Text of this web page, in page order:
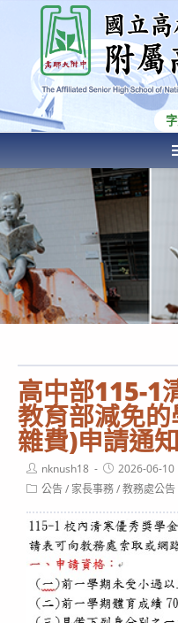
內
容
國立高雄師範大學附屬高
High School of
AFFILIATED SENIOR
KAOHSIUNG
高中部115-1
教育部減免
雜費)申請通知
Post
author:
nknush18
Post
published:
2026-06-10
Post公告/ 家長事務/教務處公告